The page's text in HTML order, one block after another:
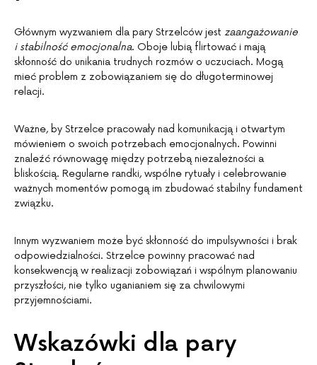
Głównym wyzwaniem dla pary Strzelców jest zaangażowanie
i stabilność emocjonalna. Oboje lubią flirtować i mają
skłonność do unikania trudnych rozmów o uczuciach. Mogą
mieć problem z zobowiązaniem się do długoterminowej
relacji.
Ważne, by Strzelce pracowały nad komunikacją i otwartym
mówieniem o swoich potrzebach emocjonalnych. Powinni
znaleźć równowagę między potrzebą niezależności a
bliskością. Regularne randki, wspólne rytuały i celebrowanie
ważnych momentów pomogą im zbudować stabilny fundament
związku.
Innym wyzwaniem może być skłonność do impulsywności i brak
odpowiedzialności. Strzelce powinny pracować nad
konsekwencją w realizacji zobowiązań i wspólnym planowaniu
przyszłości, nie tylko uganianiem się za chwilowymi
przyjemnościami.
Wskazówki dla pary